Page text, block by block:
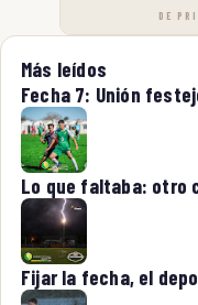
DE
Más leídos
Fecha 7: Unión
Lo que faltaba: otro
Fijar la fecha, el